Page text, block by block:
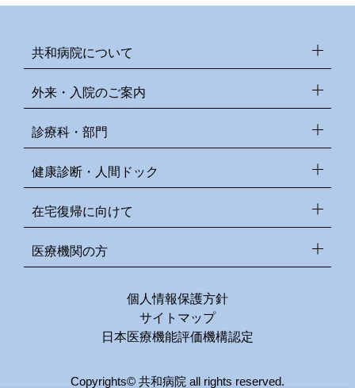
共和病院について
外来・入院のご案内
診療科・部門
健康診断・人間ドック
在宅復帰に向けて
医療機関の方
個人情報保護方針
サイトマップ
日本医療機能評価機構認定
Copyrights© 共和病院 all rights reserved.